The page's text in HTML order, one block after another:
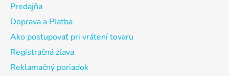
Predajňa
Doprava a Platba
Ako postupovať pri vrátení tovaru
Registračná zľava
Reklamačný poriadok